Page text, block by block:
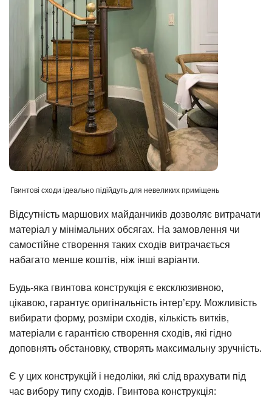
Гвинтові сходи ідеально підійдуть для невеликих приміщень
Відсутність маршових майданчиків дозволяє витрачати
матеріал у мінімальних обсягах. На замовлення чи
самостійне створення таких сходів витрачається
набагато менше коштів, ніж інші варіанти.
Будь-яка гвинтова конструкція є ексклюзивною,
цікавою, гарантує оригінальність інтер’єру. Можливість
вибирати форму, розміри сходів, кількість витків,
матеріали є гарантією створення сходів, які гідно
доповнять обстановку, створять максимальну зручність.
Є у цих конструкцій і недоліки, які слід врахувати під
час вибору типу сходів. Гвинтова конструкція: